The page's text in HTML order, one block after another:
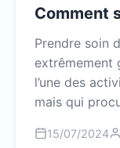
Comment
Prendre soin
extrêmement
l’une des
mais qui
15/07/2024